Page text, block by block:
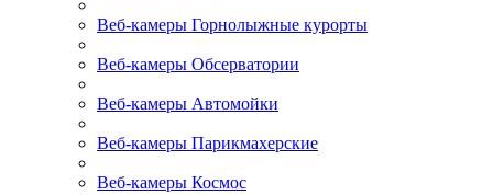
Веб-камеры Горнолыжные курорты
Веб-камеры Обсерватории
Веб-камеры Автомойки
Веб-камеры Парикмахерские
Веб-камеры Космос